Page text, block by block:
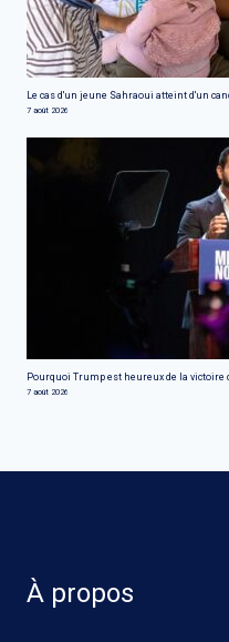
Le cas d'un jeune Sahraoui atteint d'un
7 août 2026
Pourquoi Trump est heureux de la victoire
7 août 2026
À propos